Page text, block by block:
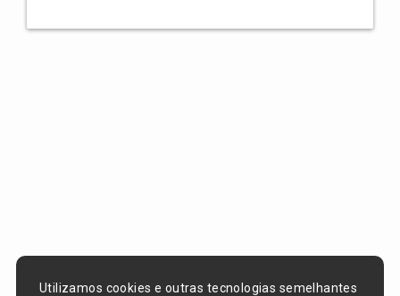
Utilizamos cookies e outras tecnologias semelhantes